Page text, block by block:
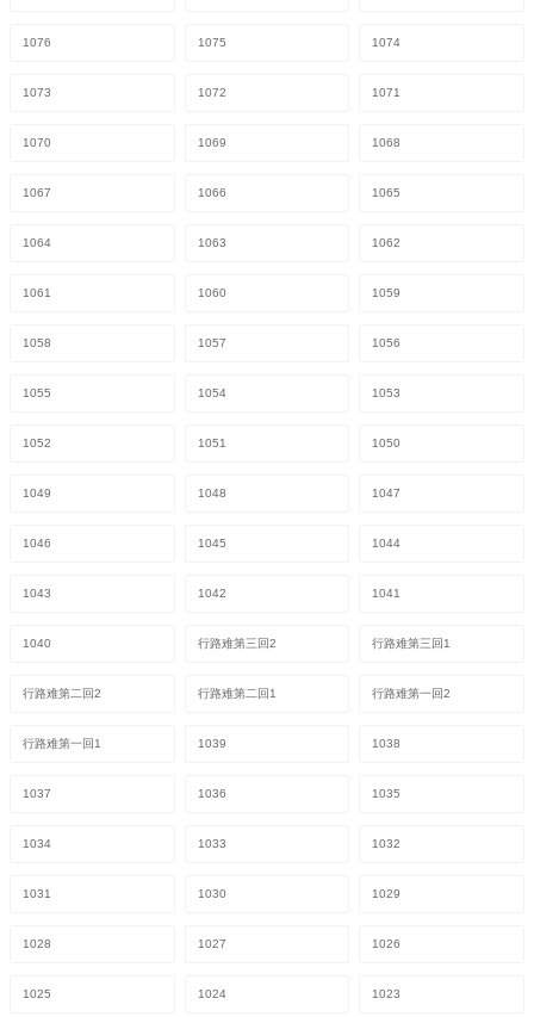
1076 1075 1074
1073 1072 1071
1070 1069 1068
1067 1066 1065
1064 1063 1062
1061 1060 1059
1058 1057 1056
1055 1054 1053
1052 1051 1050
1049 1048 1047
1046 1045 1044
1043 1042 1041
1040 行路难第三回2 行路难第三回1
行路难第二回2 行路难第二回1 行路难第一回2
行路难第一回1 1039 1038
1037 1036 1035
1034 1033 1032
1031 1030 1029
1028 1027 1026
1025 1024 1023